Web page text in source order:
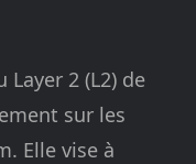
Layer 2 (L2) de
sur les
Elle vise à